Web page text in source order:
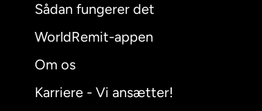
Sådan fungerer det
WorldRemit-appen
Om os
Karriere - Vi ansætter!